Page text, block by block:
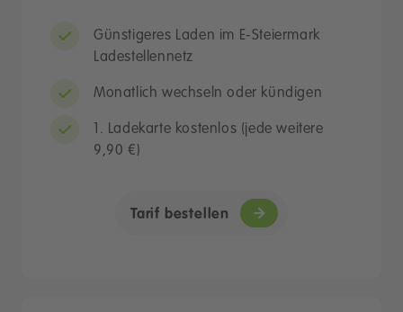
Günstigeres Laden im E-Steiermark
Ladestellennetz
Monatlich wechseln oder kündigen
1. Ladekarte kostenlos (jede weitere
9,90 €)
Tarif bestellen